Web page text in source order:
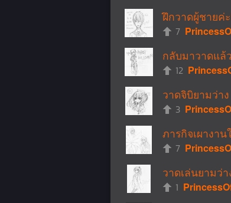
ฝึกวาดผู้ชายค่
7
กลับมาวาดแล้
12
วาดจิบิยามว่าง
3
ภารกิจเผางาน
7
วาดเล่นยามว่า
1